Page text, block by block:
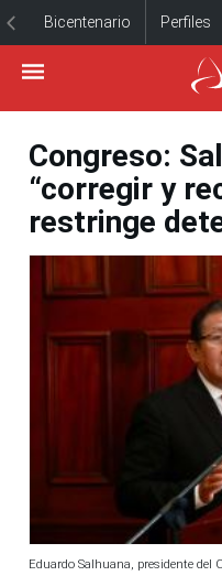
Bicentenario Perfiles
Congreso:
“corregir y
restringe
Eduardo Salhuana, presidente del